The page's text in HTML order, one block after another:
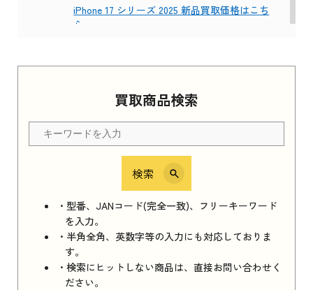
買取商品検索
検索
・型番、JANコード(完全一致)、フリーキーワード
を入力。
・半角全角、英数字等の入力にも対応しておりま
す。
・検索にヒットしない商品は、直接お問い合わせく
ださい。
iPhone 17 シリーズ 2025 新品買取価格はこち
ら
Apple Watch Series 11 2025 新品買取価格はこ
ちら
iPhone 16e シリーズ 2025
iPhone 16e シリーズ 2025 新品買取価格はこち
ら
iPad 11インチ 2025年春モデル